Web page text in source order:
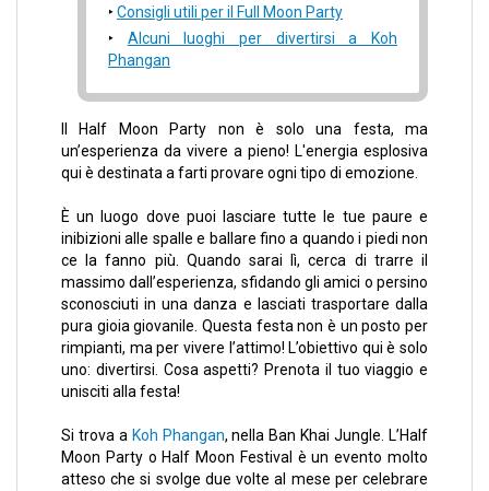
Consigli utili per il Full Moon Party
Alcuni luoghi per divertirsi a Koh
Phangan
Il Half Moon Party non è solo una festa, ma
un’esperienza da vivere a pieno! L'energia esplosiva
qui è destinata a farti provare ogni tipo di emozione.
È un luogo dove puoi lasciare tutte le tue paure e
inibizioni alle spalle e ballare fino a quando i piedi non
ce la fanno più. Quando sarai lì, cerca di trarre il
massimo dall’esperienza, sfidando gli amici o persino
sconosciuti in una danza e lasciati trasportare dalla
pura gioia giovanile. Questa festa non è un posto per
rimpianti, ma per vivere l’attimo! L’obiettivo qui è solo
uno: divertirsi. Cosa aspetti? Prenota il tuo viaggio e
unisciti alla festa!
Si trova a Koh Phangan, nella Ban Khai Jungle . L’Half
Moon Party o Half Moon Festival è un evento molto
atteso che si svolge due volte al mese per celebrare